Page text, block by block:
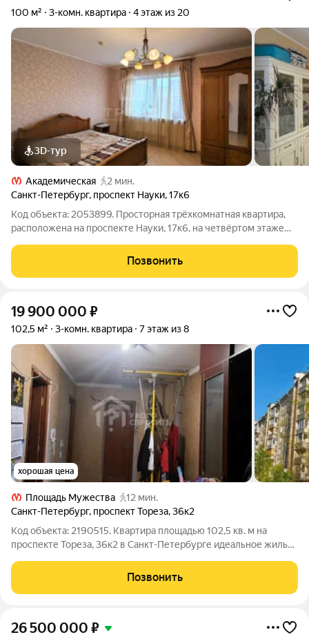
100 м² 3-комн. квартира 4 этаж из 20
3D-тур
Академическая
2 мин.
Санкт-Петербург, проспект Науки,17к6
Код объекта: 2053899. Просторная трёхкомнатная квартира,
расположена на проспекте Науки, 17к6, на четвёртом этаже
постройки! Общая площадь квартиры -100 кв. м, - жилая
площадь -61 кв. м, -кухня - 17
Позвонить
19 900 000 ₽
102,5 м² 3-комн. квартира 7 этаж из 8
хорошая цена
Площадь Мужества
12 мин.
Санкт-Петербург, проспект Тореза,36к2
Код объекта: 2190515. Квартира площадью 102,5 кв. м на
проспекте Тореза, 36к2 в Санкт-Петербурге идеальное жильё
трёхкомнатная квартира на седьмом этаже восьмиэтажного
кирпичного дома 1966
Позвонить
26 500 000 ₽